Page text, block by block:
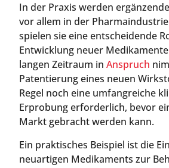
In der Praxis werden
vor allem in der
spielen sie eine entscheidende
Entwicklung neuer
langen Zeitraum in Anspruch
Patentierung eines neuen
Regel noch eine umfangreiche
Erprobung erforderlich, bevor
Markt gebracht werden kann.
Ein praktisches Beispiel ist die
neuartigen Medikaments zur